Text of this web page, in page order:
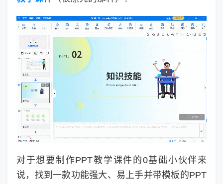
对于想要制作PPT教学课件的0基础小伙伴来
说，找到一款功能强大、易上手并带模板的PPT